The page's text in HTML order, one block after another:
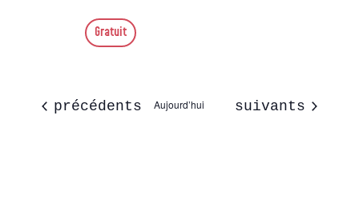
Gratuit
Évènements
précédents Aujourd’hui Évènements
suivants